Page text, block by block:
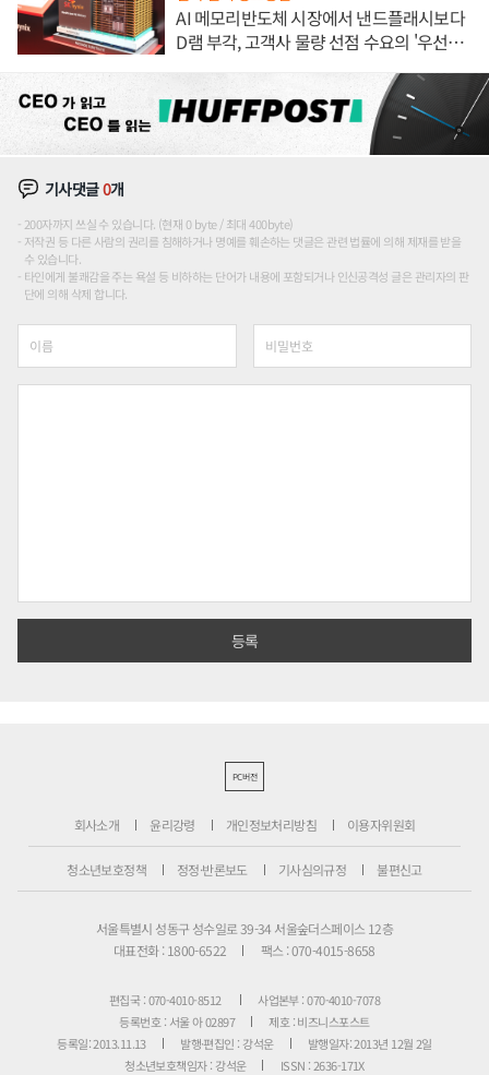
AI 메모리반도체 시장에서 낸드플래시보다
D램 부각, 고객사 물량 선점 수요의 '우선순
기사댓글0개
200자까지 쓰실 수 있습니다. (현재 0 byte / 최대 400byte)
저작권 등 다른 사람의 권리를 침해하거나 명예를 훼손하는 댓글은 관련 법률에 의해 제재를 받을
수 있습니다.
타인에게 불쾌감을 주는 욕설 등 비하하는 단어가 내용에 포함되거나 인신공격성 글은 관리자의 판
단에 의해 삭제 합니다.
PC버전
회사소개 윤리강령 개인정보처리방침 이용자위원회
청소년보호정책 정정·반론보도 기사심의규정 불편신고
서울특별시 성동구 성수일로 39-34 서울숲더스페이스 12층
대표전화 : 1800-6522
팩스 : 070-4015-8658
편집국 : 070-4010-8512
사업본부 : 070-4010-7078
등록번호 : 서울 아 02897
제호 : 비즈니스포스트
등록일: 2013.11.13
발행·편집인 : 강석운
발행일자: 2013년 12월 2일
청소년보호책임자 : 강석운
ISSN : 2636-171X